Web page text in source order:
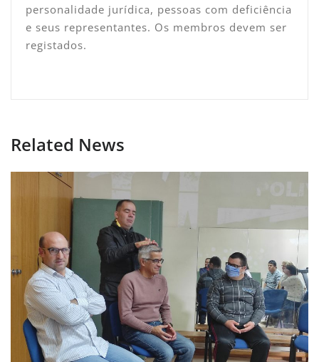
personalidade jurídica, pessoas com deficiência
e seus representantes. Os membros devem ser
registados.
Related News